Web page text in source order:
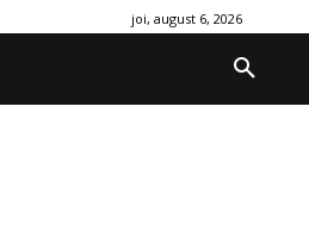
joi, august 6, 2026